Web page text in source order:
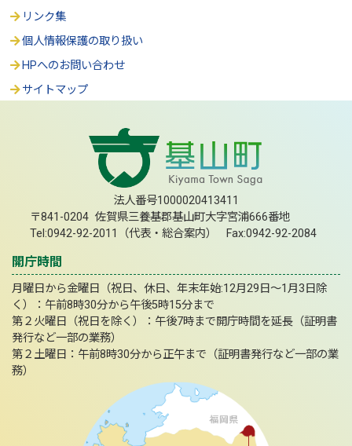
リンク集
個人情報保護の取り扱い
HPへのお問い合わせ
サイトマップ
法人番号1000020413411
〒841-0204 佐賀県三養基郡基山町大字宮浦666番地
Tel:0942-92-2011（代表・総合案内） Fax:0942-92-2084
開庁時間
月曜日から金曜日（祝日、休日、年末年始:12月29日～1月3日除
く）：午前8時30分から午後5時15分まで
第２火曜日（祝日を除く）：午後7時まで開庁時間を延長（証明書
発行など一部の業務）
第２土曜日：午前8時30分から正午まで（証明書発行など一部の業
務）